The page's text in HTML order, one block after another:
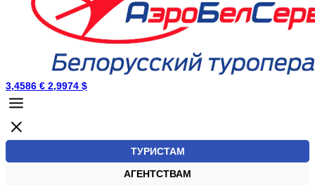
3,4586 € 2,9974 $
ТУРИСТАМ
АГЕНТСТВАМ